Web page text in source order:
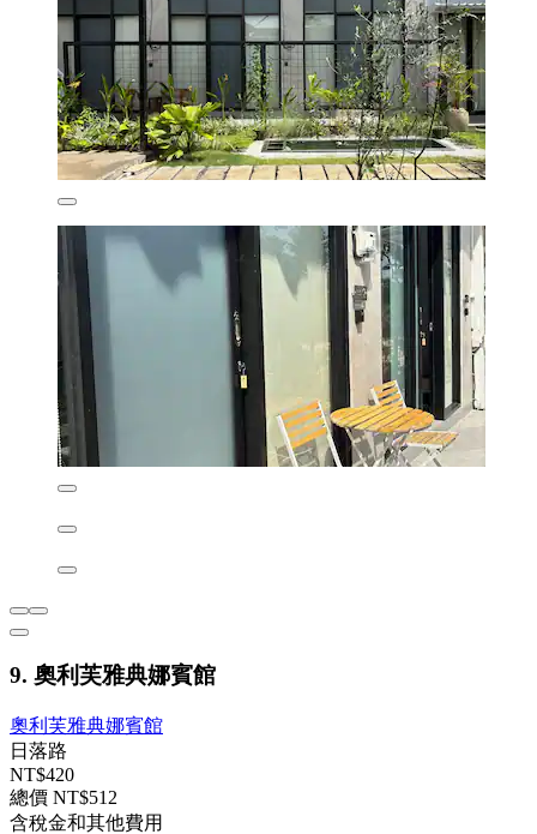
9. 奧利芙雅典娜賓館
奧利芙雅典娜賓館
日落路
NT$420
總價 NT$512
含稅金和其他費用